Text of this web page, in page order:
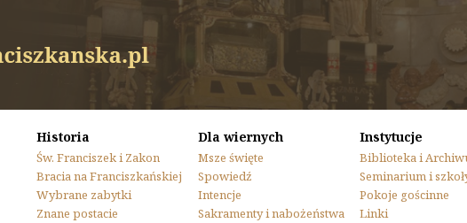
Historia
Św. Franciszek i Zakon
Bracia na Franciszkańskiej
Wybrane zabytki
Znane postacie
Dla wiernych
Msze święte
Spowiedź
Intencje
Sakramenty i nabożeństwa
Instytucje
Biblioteka i
Seminarium i
Pokoje gościnne
Linki